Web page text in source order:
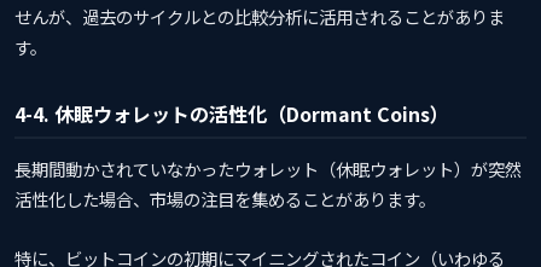
せんが、過去のサイクルとの比較分析に活用されることがありま
す。
4-4. 休眠ウォレットの活性化（Dormant Coins）
長期間動かされていなかったウォレット（休眠ウォレット）が突然
活性化した場合、市場の注目を集めることがあります。
特に、ビットコインの初期にマイニングされたコイン（いわゆる